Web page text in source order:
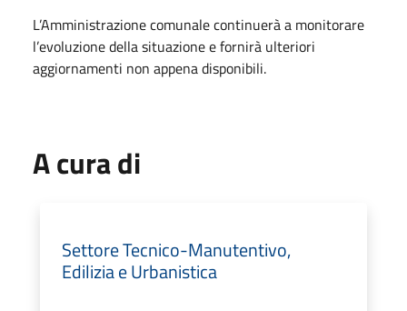
L’Amministrazione comunale continuerà a monitorare
l’evoluzione della situazione e fornirà ulteriori
aggiornamenti non appena disponibili.
A cura di
Settore Tecnico-Manutentivo,
Edilizia e Urbanistica